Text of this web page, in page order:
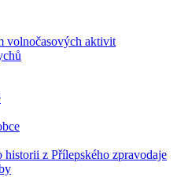
volnočasových aktivit
historii z Přílepského zpravodaje